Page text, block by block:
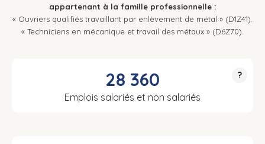
appartenant à la famille professionnelle :
« Ouvriers qualifiés travaillant par enlèvement de métal » (D1Z41).
« Techniciens en mécanique et travail des métaux » (D6Z70).
?
28 360
Emplois salariés et non salariés